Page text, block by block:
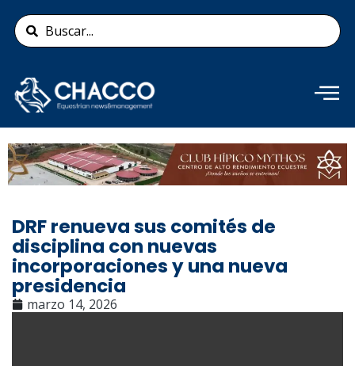
contenido
Search
...
Añade aquí tu texto de
cabecera
DRF renueva sus comités de
disciplina con nuevas
incorporaciones y una nueva
presidencia
marzo 14, 2026